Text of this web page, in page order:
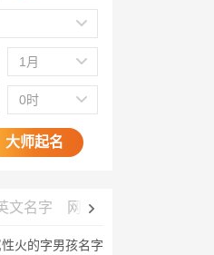
1月
0时
大师起名
文名字 网名大全
火的字男孩名字